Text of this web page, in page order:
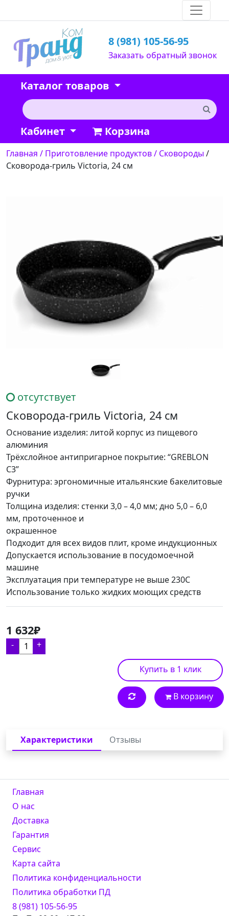
8 (981) 105-56-95
Заказать обратный звонок
Каталог товаров
Кабинет Корзина
Главная / Приготовление продуктов/ Сковороды/
Сковорода-гриль Victoria, 24 см
отсутствует
Сковорода-гриль Victoria, 24 см
Основание изделия: литой корпус из пищевого
алюминия
Трёхслойное антипригарное покрытие: “GREBLON
C3”
Фурнитура: эргономичные итальянские бакелитовые
ручки
Толщина изделия: стенки 3,0 – 4,0 мм; дно 5,0 – 6,0
мм, проточенное и
окрашенное
Подходит для всех видов плит, кроме индукционных
Допускается использование в посудомоечной
машине
Эксплуатация при температуре не выше 230С
Использование только жидких моющих средств
1 632₽
- +
Купить в 1 клик
В корзину
Характеристики Отзывы
Главная
О нас
Доставка
Гарантия
Сервис
Карта сайта
Политика конфиденциальности
Политика обработки ПД
8 (981) 105-56-95